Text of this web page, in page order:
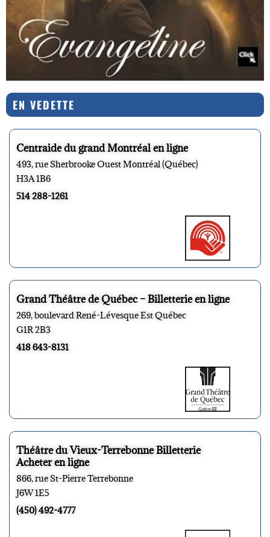
EN VEDETTE
Centraide du grand Montréal en ligne
493, rue Sherbrooke Ouest Montréal (Québec)
H3A 1B6
514 288-1261
Grand Théâtre de Québec – Billetterie en ligne
269, boulevard René-Lévesque Est Québec
G1R 2B3
418 643-8131
Théâtre du Vieux-Terrebonne Billetterie
Acheter en ligne
866, rue St-Pierre Terrebonne
J6W 1E5
(450) 492-4777